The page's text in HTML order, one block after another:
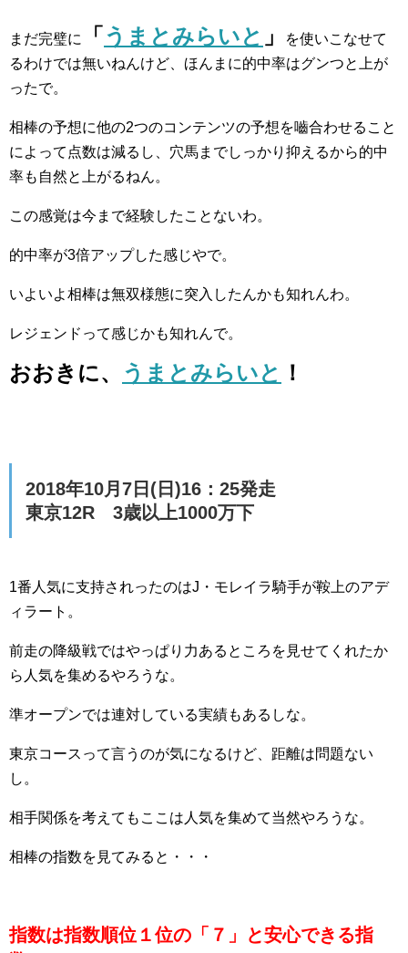
まだ完璧に 「うまとみらいと 」
を使いこなせて
るわけでは無いねんけど、ほんまに的中率はグンつと上が
ったで。
相棒の予想に他の2つのコンテンツの予想を嚙合わせること
によって点数は減るし、穴馬までしっかり抑えるから的中
率も自然と上がるねん。
この感覚は今まで経験したことないわ。
的中率が3倍アップした感じやで。
いよいよ相棒は無双様態に突入したんかも知れんわ。
レジェンドって感じかも知れんで。
おおきに、 うまとみらいと ！
2018年10月7日(日)16：25発走
東京12R 3歳以上1000万下
1番人気に支持されったのはJ・モレイラ騎手が鞍上のアデ
ィラート。
前走の降級戦ではやっぱり力あるところを見せてくれたか
ら人気を集めるやろうな。
準オープンでは連対している実績もあるしな。
東京コースって言うのが気になるけど、距離は問題ない
し。
相手関係を考えてもここは人気を集めて当然やろうな。
相棒の指数を見てみると・・・
指数は指数順位１位の「７」と安心できる指